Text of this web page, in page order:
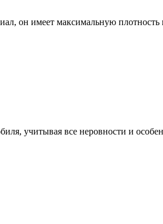
он имеет максимальную плотность
учитывая все неровности и